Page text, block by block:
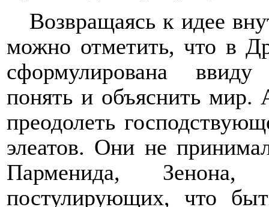
Возвращаясь к идее
можно отметить, что в
сформулирована
понять и объяснить мир.
преодолеть
элеатов. Они не
Парменида,
постулирующих, что